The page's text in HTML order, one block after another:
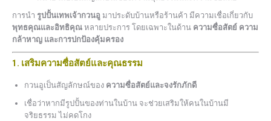
การนำ รูปปั้นเทพเจ้ากวนอู มาประดับบ้านหรือร้านค้า มีความเชื่อเกี่ยวกับ
พุทธคุณและอิทธิคุณ หลายประการ โดยเฉพาะในด้าน ความซื่อสัตย์ ความ
กล้าหาญ และการปกป้องคุ้มครอง
1. เสริมความซื่อสัตย์และคุณธรรม
กวนอูเป็นสัญลักษณ์ของ ความซื่อสัตย์และจงรักภักดี
เชื่อว่าหากมีรูปปั้นของท่านในบ้าน จะช่วยเสริมให้คนในบ้านมี
จริยธรรม ไม่คดโกง